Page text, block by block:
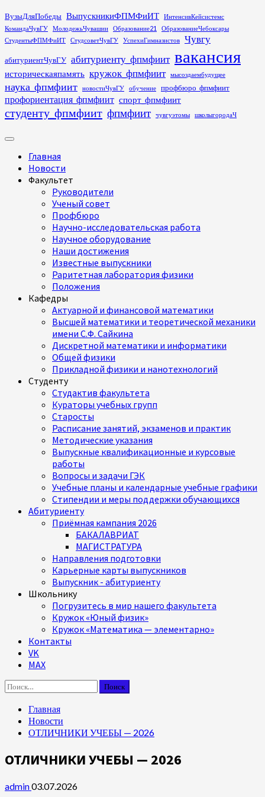
Перейти
к
содержимому
ВузыДляПобеды ВыпускникиФПМФиИТ
ИнтенсивКейсистемс
КомандаЧувГУ
МолодежьЧувашии Образование21
ОбразованиеЧебоксары
СтудентыФПМФиИТ
СтудсоветЧувГУ УспехиГимназистов Чувгу
абитуриентЧувГУ абитуриенту_фпмфиит вакансия
историческаяпамять кружок_фпмфиит мысоздаембудущее
наука_фпмфиит новостиЧувГУ обучение профбюро_фпмфиит
профориентация_фпмфиит спорт_фпмфиит
студенту_фпмфиит фпмфиит чувгуэтомы школыгородаЧ
Основное
Главная
Новости
Факультет
Руководители
Ученый совет
Профбюро
Научно-исследовательская работа
Научное оборудование
Наши достижения
Известные выпускники
Раритетная лаборатория физики
Положения
Кафедры
Актуарной и финансовой математики
Высшей математики и теоретической механики
имени С.Ф. Сайкина
Дискретной математики и информатики
Общей физики
Прикладной физики и нанотехнологий
Студенту
Студактив факультета
Кураторы учебных групп
Старосты
Расписание занятий, экзаменов и практик
Методические указания
Выпускные квалификационные и курсовые
работы
Вопросы и задачи ГЭК
Учебные планы и календарные учебные графики
Стипендии и меры поддержки обучающихся
Абитуриенту
Приёмная кампания 2026
БАКАЛАВРИАТ
МАГИСТРАТУРА
Направления подготовки
Карьерные карты выпускников
Выпускник - абитуриенту
Школьнику
Погрузитесь в мир нашего факультета
Кружок «Юный физик»
Кружок «Математика — элементарно»
Контакты
VK
MAX
Найти:
Главная
Новости
ОТЛИЧНИКИ УЧЕБЫ — 2026
ОТЛИЧНИКИ УЧЕБЫ — 2026
admin03.07.2026